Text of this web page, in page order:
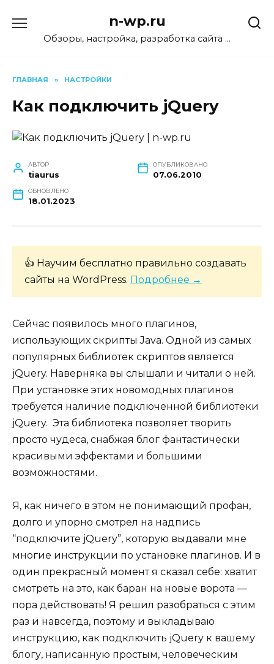
содержанию
n-wp.ru
Обзоры, настройка, разработка сайта …
ГЛАВНАЯ » НАСТРОЙКИ
Как подключить jQuery
АВТОР
tiaurus
ОПУБЛИКОВАНО
07.06.2010
ОБНОВЛЕНО
18.01.2023
👍 Научим бесплатно правильно создавать
сайты на WordPress. Подробнее →
Сейчас появилось много плагинов,
использующих скрипты Java. Одной из самых
популярных библиотек скриптов является
jQuery. Наверняка вы слышали и читали о ней.
При установке этих новомодных плагинов
требуется наличие подключенной библиотеки
jQuery. Эта библиотека позволяет творить
просто чудеса, снабжая блог фантастически
красивыми эффектами и большими
возможностями.
Я, как ничего в этом не понимающий профан,
долго и упорно смотрел на надпись
“подключите jQuery”, которую выдавали мне
многие инструкции по установке плагинов. И в
один прекрасный момент я сказал себе: хватит
смотреть на это, как баран на новые ворота —
пора действовать! Я решил разобраться с этим
раз и навсегда, поэтому и выкладываю
инструкцию, как подключить jQuery к вашему
блогу, написанную простым, человеческим